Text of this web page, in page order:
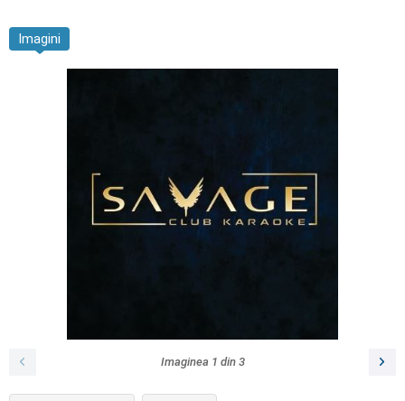
Imagini
Imaginea 1 din 3